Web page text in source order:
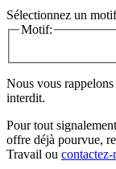
Sélectionnez un
Motif:
Nous vous
interdit.
Pour tout
offre déjà pourvue,
Travail ou contactez-